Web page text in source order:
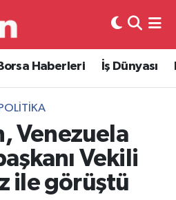
Borsa Haberleri İş Dünyası
POLITIKA
Venezuela
Vekili
ile görüştü
ve Fikstür